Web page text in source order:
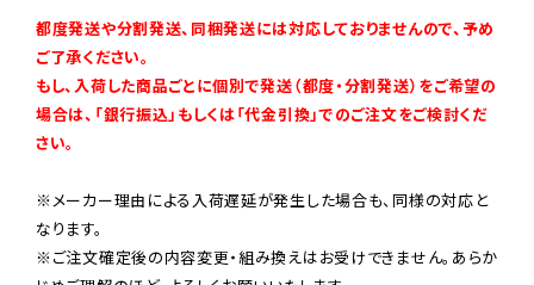
都度発送や分割発送、同梱発送には対応しておりませんので、予め
ご了承ください。
もし、入荷した商品ごとに個別で発送（都度・分割発送）をご希望の
場合は、「銀行振込」もしくは「代金引換」でのご注文をご検討くだ
さい。
※メーカー理由による入荷遅延が発生した場合も、同様の対応と
なります。
※ご注文確定後の内容変更・組み換えはお受けできません。あらか